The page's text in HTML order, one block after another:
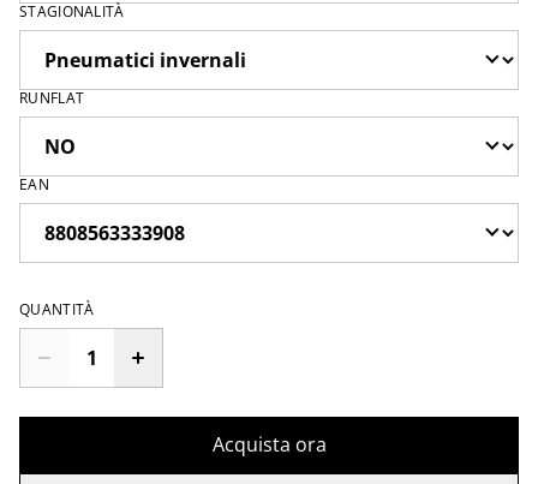
STAGIONALITÀ
RUNFLAT
EAN
QUANTITÀ
Acquista ora